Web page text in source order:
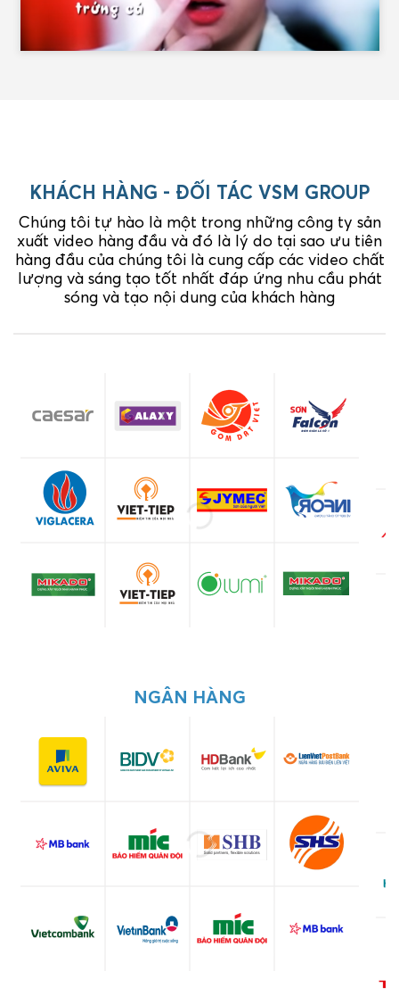
KHÁCH HÀNG - ĐỐI TÁC VSM GROUP
Chúng tôi tự hào là một trong những công ty sản
xuất video hàng đầu và đó là lý do tại sao ưu tiên
hàng đầu của chúng tôi là cung cấp các video chất
lượng và sáng tạo tốt nhất đáp ứng nhu cầu phát
sóng và tạo nội dung của khách hàng
NGÂN HÀNG